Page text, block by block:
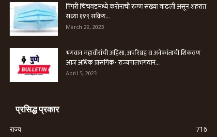
पिंपरी चिंचवडमध्ये करोनाची रुग्ण संख्या वाढली असून शहरात
सध्या ११९ सक्रिय...
March 29, 2023
भगवान महावीरांची अहिंसा, अपरिग्रह व अनेकांताची शिकवण
आज अधिक प्रासंगिक- राज्यपालभगवान...
April 5, 2023
प्रसिद्ध प्रकार
राज्य
716